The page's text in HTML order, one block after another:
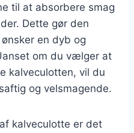
til at absorbere smag
Dette gør den
en dyb og
om du vælger at
kalveculotten, vil du
og velsmagende.
kalveculotte er det